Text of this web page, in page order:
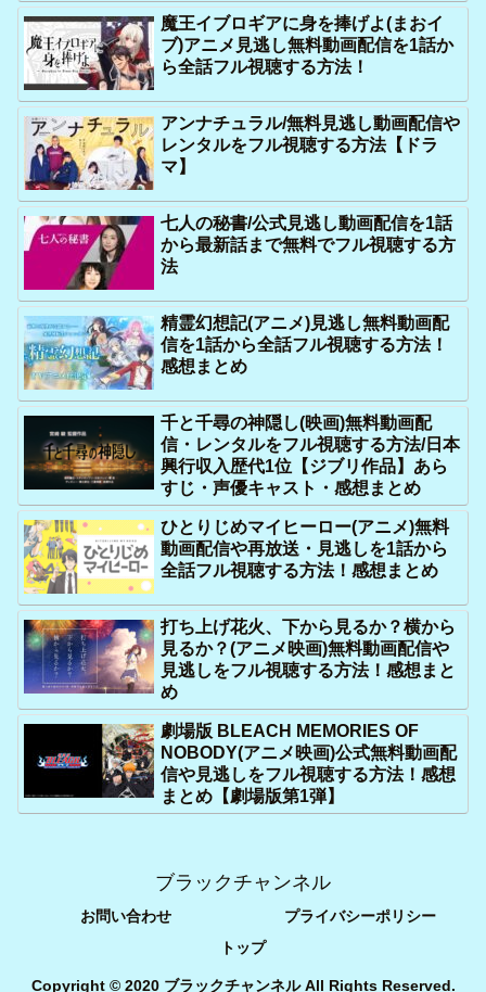
魔王イブロギアに身を捧げよ(まおイ
ブ)アニメ見逃し無料動画配信を1話か
ら全話フル視聴する方法！
アンナチュラル/無料見逃し動画配信や
レンタルをフル視聴する方法【ドラ
マ】
七人の秘書/公式見逃し動画配信を1話
から最新話まで無料でフル視聴する方
法
精霊幻想記(アニメ)見逃し無料動画配
信を1話から全話フル視聴する方法！
感想まとめ
千と千尋の神隠し(映画)無料動画配
信・レンタルをフル視聴する方法/日本
興行収入歴代1位【ジブリ作品】あら
すじ・声優キャスト・感想まとめ
ひとりじめマイヒーロー(アニメ)無料
動画配信や再放送・見逃しを1話から
全話フル視聴する方法！感想まとめ
打ち上げ花火、下から見るか？横から
見るか？(アニメ映画)無料動画配信や
見逃しをフル視聴する方法！感想まと
め
劇場版 BLEACH MEMORIES OF
NOBODY(アニメ映画)公式無料動画配
信や見逃しをフル視聴する方法！感想
まとめ【劇場版第1弾】
ブラックチャンネル
お問い合わせ
プライバシーポリシー
トップ
Copyright © 2020 ブラックチャンネル All Rights Reserved.